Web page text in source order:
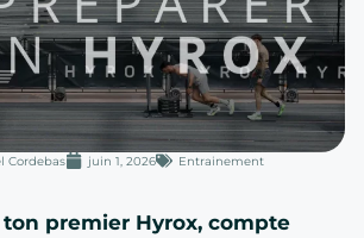
Cordebas juin 1, 2026 Entrainement
premier Hyrox, compte